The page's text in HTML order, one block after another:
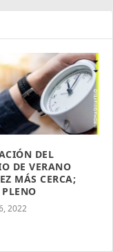
DEL
DE VERANO
MÁS CERCA;
2022